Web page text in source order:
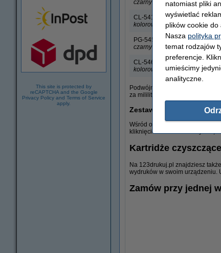
This site is protected by
reCAPTCHA and the Google
Privacy Policy and Terms of Service
apply.
czarny
CL-541
kolorowy
PG-545
czarny
CL-546
kolorowy
Podwójna oszczędność to nie
za mililitr widoczną przy
Zestawy promocyjne
Wśród ofert do swojej drukarki
kliknięciem zamówić wszystko,
Kartridże
Na 123drukuj.pl znajdziesz
wydruków w swoim urządzeniu.
Zamów przy jednej
natomiast pliki
wyświetlać
plików cookie
Nasza polityka
temat rodzajów
preferencje.
umieścimy
analityczne.